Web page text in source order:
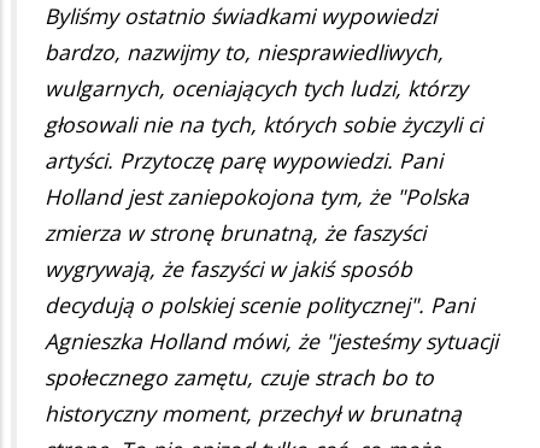
Byliśmy ostatnio świadkami wypowiedzi
bardzo, nazwijmy to, niesprawiedliwych,
wulgarnych, oceniających tych ludzi, którzy
głosowali nie na tych, których sobie życzyli ci
artyści. Przytoczę parę wypowiedzi. Pani
Holland jest zaniepokojona tym, że "Polska
zmierza w stronę brunatną, że faszyści
wygrywają, że faszyści w jakiś sposób
decydują o polskiej scenie politycznej". Pani
Agnieszka Holland mówi, że "jesteśmy sytuacji
społecznego zamętu, czuje strach bo to
historyczny moment, przechył w brunatną